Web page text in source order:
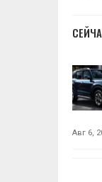
Авг 6,